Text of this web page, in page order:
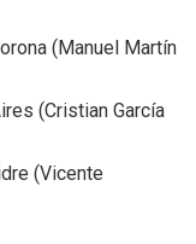
(Manuel Martín
(Cristian García
(Vicente